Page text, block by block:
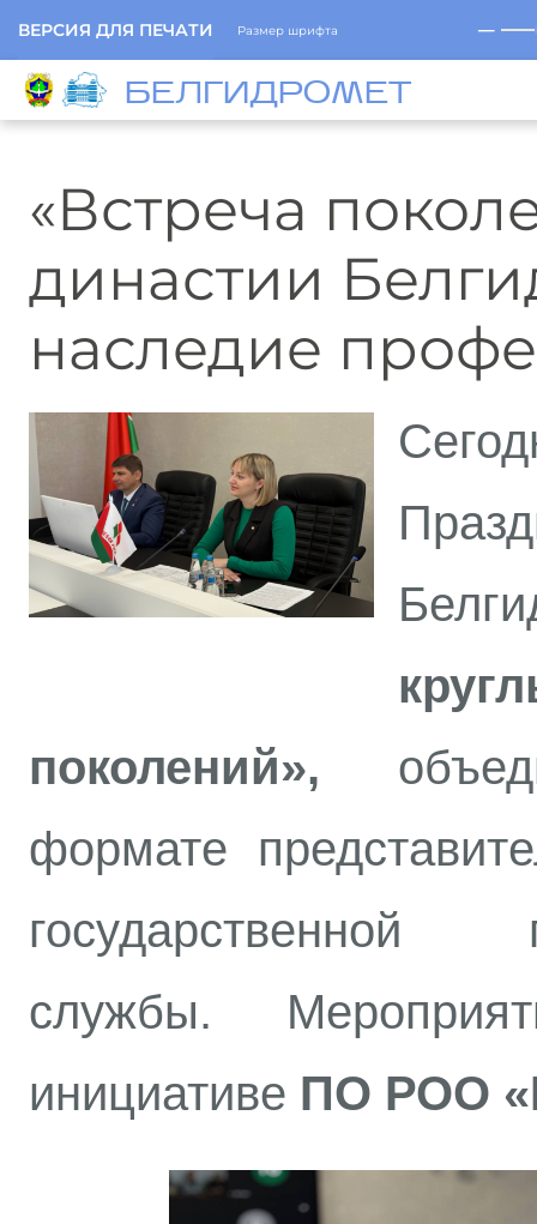
ВЕРСИЯ ДЛЯ ПЕЧАТИ Размер шрифта ─
БЕЛГИДРОМЕТ
«Встреча
династии
наследие
поколений»,
формате
государственной
службы.
инициативе ПО РОО